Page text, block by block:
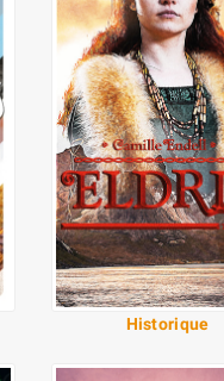
Historique